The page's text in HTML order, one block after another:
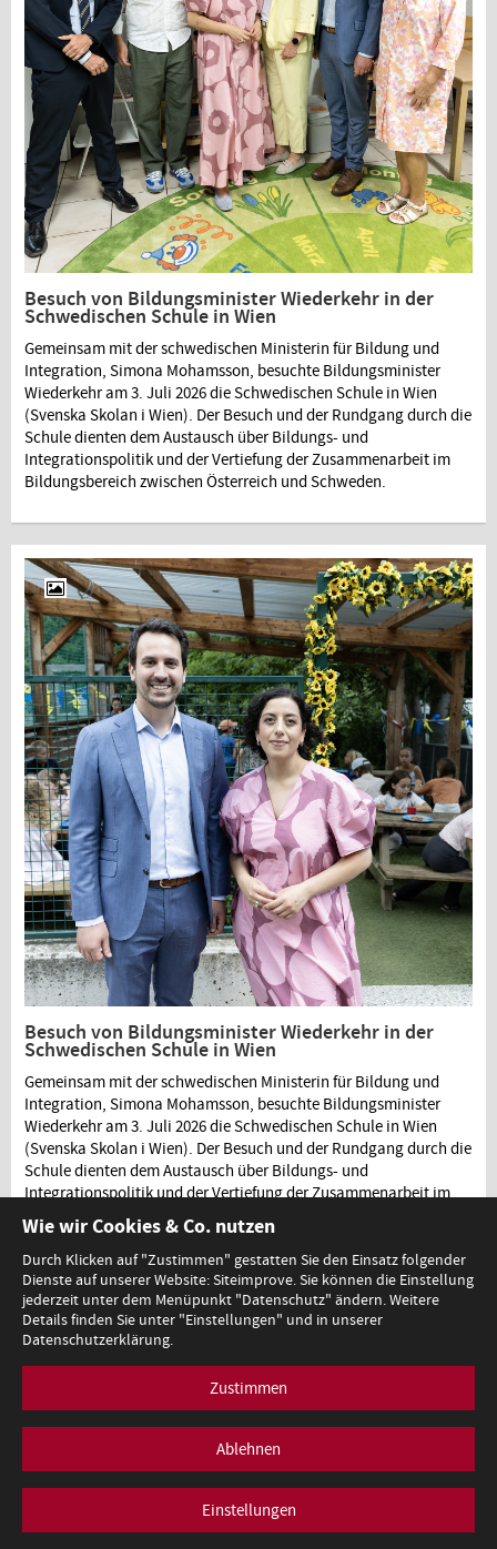
Besuch von Bildungsminister Wiederkehr in der
Schwedischen Schule in Wien
Gemeinsam mit der schwedischen Ministerin für Bildung und
Integration, Simona Mohamsson, besuchte Bildungsminister
Wiederkehr am 3. Juli 2026 die Schwedischen Schule in Wien
(Svenska Skolan i Wien). Der Besuch und der Rundgang durch die
Schule dienten dem Austausch über Bildungs- und
Integrationspolitik und der Vertiefung der Zusammenarbeit im
Bildungsbereich zwischen Österreich und Schweden.
Besuch von Bildungsminister Wiederkehr in der
Schwedischen Schule in Wien
Gemeinsam mit der schwedischen Ministerin für Bildung und
Integration, Simona Mohamsson, besuchte Bildungsminister
Wiederkehr am 3. Juli 2026 die Schwedischen Schule in Wien
(Svenska Skolan i Wien). Der Besuch und der Rundgang durch die
Schule dienten dem Austausch über Bildungs- und
Integrationspolitik und der Vertiefung der Zusammenarbeit im
Bildungsbereich zwischen Österreich und Schweden.
1 2 3 ... 47
Minoritenplatz 5, A-1010 Wien, T +43 (0)1 53120-0,
Wie wir Cookies & Co. nutzen
Durch Klicken auf "Zustimmen" gestatten Sie den Einsatz folgender
Dienste auf unserer Website: Siteimprove. Sie können die Einstellung
jederzeit unter dem Menüpunkt "Datenschutz" ändern. Weitere
Details finden Sie unter "Einstellungen" und in unserer
Datenschutzerklärung.
Zustimmen
Ablehnen
Einstellungen